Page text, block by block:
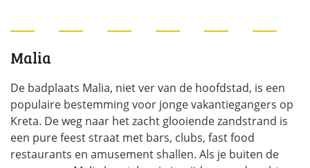
Malia
De badplaats Malia, niet ver van de hoofdstad, is een
populaire bestemming voor jonge vakantiegangers op
Kreta. De weg naar het zacht glooiende zandstrand is
een pure feest straat met bars, clubs, fast food
restaurants en amusement shallen. Als je buiten de